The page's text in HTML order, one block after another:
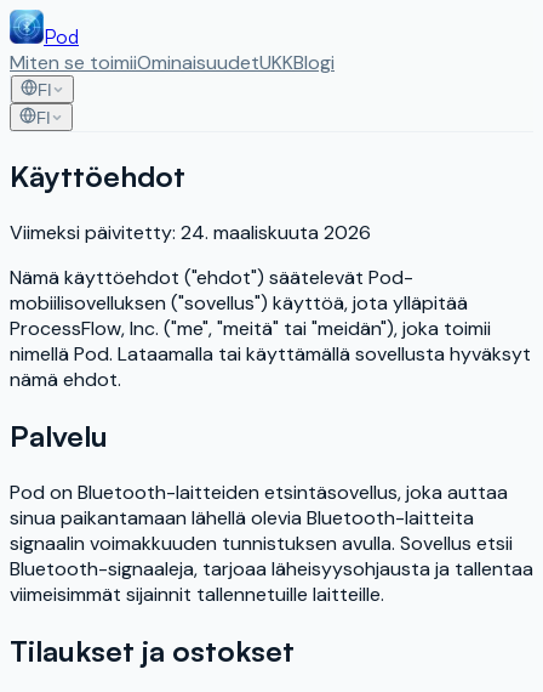
Pod
Miten se toimiiOminaisuudetUKKBlogi
FI
FI
Käyttöehdot
Viimeksi päivitetty: 24. maaliskuuta 2026
Nämä käyttöehdot ("ehdot") säätelevät Pod-
mobiilisovelluksen ("sovellus") käyttöä, jota ylläpitää
ProcessFlow, Inc. ("me", "meitä" tai "meidän"), joka toimii
nimellä Pod. Lataamalla tai käyttämällä sovellusta hyväksyt
nämä ehdot.
Palvelu
Pod on Bluetooth-laitteiden etsintäsovellus, joka auttaa
sinua paikantamaan lähellä olevia Bluetooth-laitteita
signaalin voimakkuuden tunnistuksen avulla. Sovellus etsii
Bluetooth-signaaleja, tarjoaa läheisyysohjausta ja tallentaa
viimeisimmät sijainnit tallennetuille laitteille.
Tilaukset ja ostokset